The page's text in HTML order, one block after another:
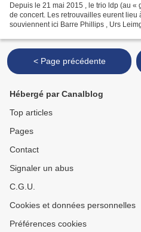
Depuis le 21 mai 2015 , le trio ldp (au «
de concert. Les retrouvailles eurent lieu
souviennent ici Barre Phillips , Urs
< Page précédente
Hébergé par Canalblog
Top articles
Pages
Contact
Signaler un abus
C.G.U.
Cookies et données personnelles
Préférences cookies